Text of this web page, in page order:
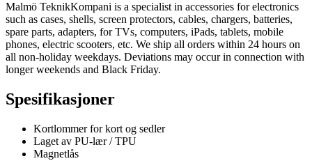
Malmö TeknikKompani is a specialist in accessories for electronics
such as cases, shells, screen protectors, cables, chargers, batteries,
spare parts, adapters, for TVs, computers, iPads, tablets, mobile
phones, electric scooters, etc. We ship all orders within 24 hours on
all non-holiday weekdays. Deviations may occur in connection with
longer weekends and Black Friday.
Spesifikasjoner
Kortlommer for kort og sedler
Laget av PU-lær / TPU
Magnetlås